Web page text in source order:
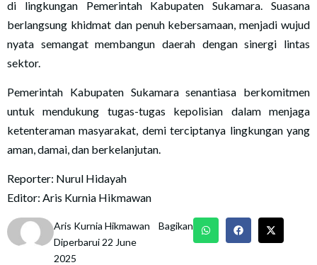
di lingkungan Pemerintah Kabupaten Sukamara. Suasana
berlangsung khidmat dan penuh kebersamaan, menjadi wujud
nyata semangat membangun daerah dengan sinergi lintas
sektor.
Pemerintah Kabupaten Sukamara senantiasa berkomitmen
untuk mendukung tugas-tugas kepolisian dalam menjaga
ketenteraman masyarakat, demi terciptanya lingkungan yang
aman, damai, dan berkelanjutan.
Reporter: Nurul Hidayah
Editor: Aris Kurnia Hikmawan
Aris Kurnia Hikmawan
Diperbarui 22 June
2025
Bagikan